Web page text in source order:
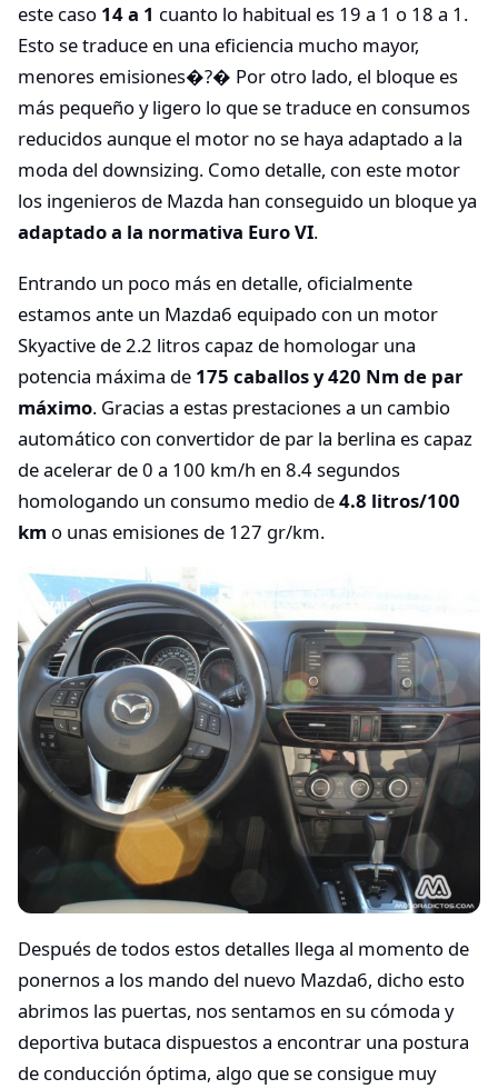
este caso 14 a 1 cuanto lo habitual es 19 a 1 o 18 a 1.
Esto se traduce en una eficiencia mucho mayor,
menores emisiones�?� Por otro lado, el bloque es
más pequeño y ligero lo que se traduce en consumos
reducidos aunque el motor no se haya adaptado a la
moda del downsizing. Como detalle, con este motor
los ingenieros de Mazda han conseguido un bloque ya
adaptado a la normativa Euro VI.
Entrando un poco más en detalle, oficialmente
estamos ante un Mazda6 equipado con un motor
Skyactive de 2.2 litros capaz de homologar una
potencia máxima de 175 caballos y 420 Nm de par
máximo. Gracias a estas prestaciones a un cambio
automático con convertidor de par la berlina es capaz
de acelerar de 0 a 100 km/h en 8.4 segundos
homologando un consumo medio de4.8 litros/100
km o unas emisiones de 127 gr/km.
Después de todos estos detalles llega al momento de
ponernos a los mando del nuevo Mazda6, dicho esto
abrimos las puertas, nos sentamos en su cómoda y
deportiva butaca dispuestos a encontrar una postura
de conducción óptima, algo que se consigue muy